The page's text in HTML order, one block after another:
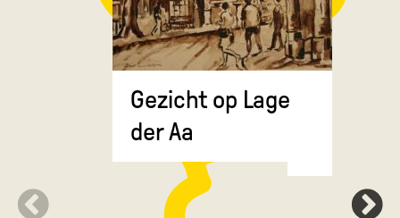
Gezicht op Lage
der Aa